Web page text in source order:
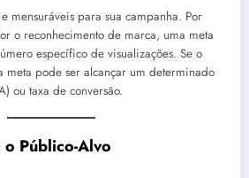
mensuráveis para sua campanha. Por
o reconhecimento de marca, uma meta
específico de visualizações. Se o
meta pode ser alcançar um determinado
ou taxa de conversão.
Público-Alvo